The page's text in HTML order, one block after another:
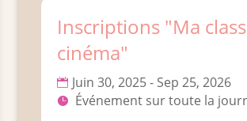
Inscriptions "Ma
cinéma"
Juin 30, 2025 - Sep 25, 2026
Événement sur toute la